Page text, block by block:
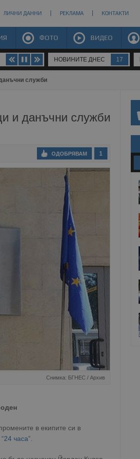
ЛИЧНИ ДАННИ РЕКЛАМА КОНТАКТИ
ФОТО ВИДЕО
НОВИНИТЕ ДНЕС 17
служби
и данъчни служби
1
ОДОБРЯВАМ
Снимка: БГНЕС / Архив
в екипите си в
“24 часа”.